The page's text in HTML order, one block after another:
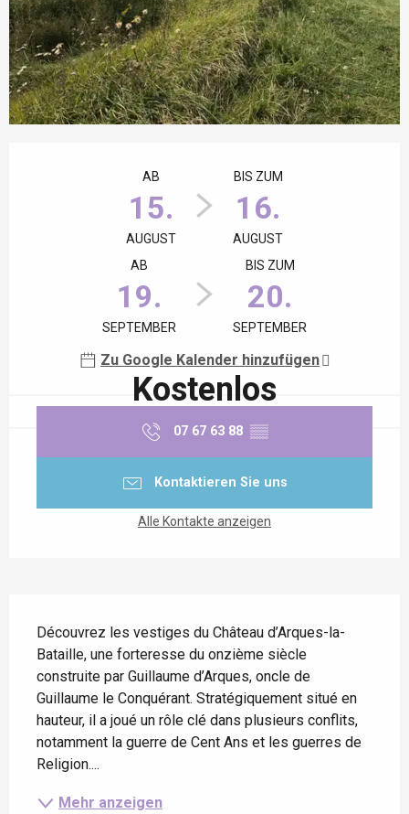
AB
15.
AUGUST
BIS ZUM
16.
AUGUST
AB
19.
SEPTEMBER
BIS ZUM
20.
SEPTEMBER
Zu Google Kalender hinzufügen
Kostenlos
07 67 63 88 ▒▒
Kontaktieren Sie uns
Alle Kontakte anzeigen
Découvrez les vestiges du Château d’Arques-la-
Bataille, une forteresse du onzième siècle
construite par Guillaume d’Arques, oncle de
Guillaume le Conquérant. Stratégiquement situé en
hauteur, il a joué un rôle clé dans plusieurs conflits,
notamment la guerre de Cent Ans et les guerres de
Religion....
Mehr anzeigen